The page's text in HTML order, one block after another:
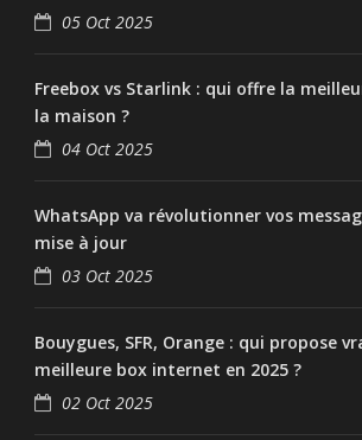
05 Oct 2025
Freebox vs Starlink : qui offre la
la maison ?
04 Oct 2025
WhatsApp va révolutionner vos
mise à jour
03 Oct 2025
Bouygues, SFR, Orange : qui propose
meilleure box internet en 2025 ?
02 Oct 2025